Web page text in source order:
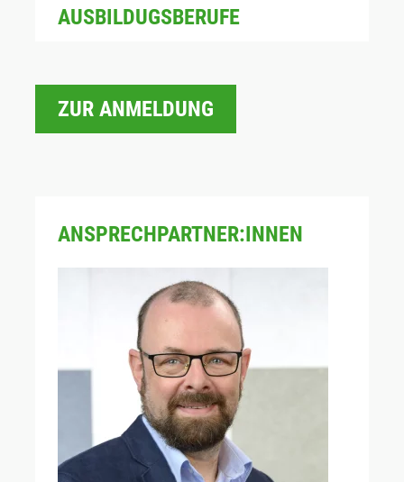
AUSBILDUGSBERUFE
ZUR ANMELDUNG
ANSPRECHPARTNER:INNEN